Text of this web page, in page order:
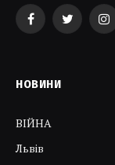
FacebookTwitter
НОВИНИ
ВІЙНА
Львів